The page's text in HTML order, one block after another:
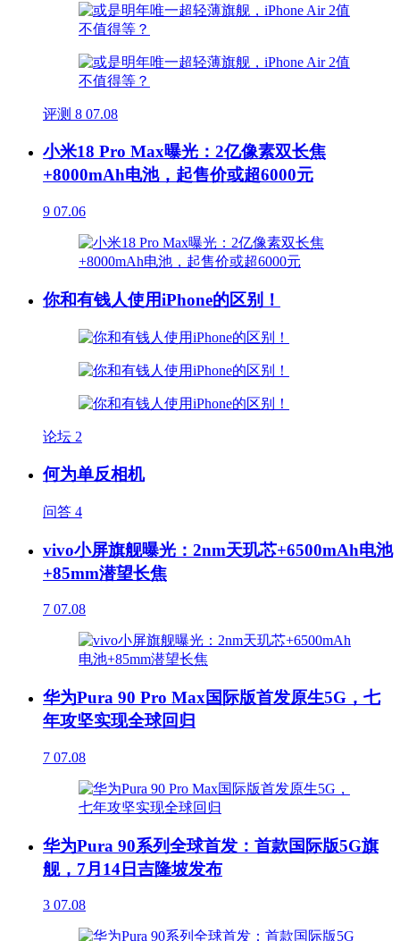
评测 8 07.08
小米18 Pro Max曝光：2亿像素双长焦
+8000mAh电池，起售价或超6000元
9 07.06
你和有钱人使用iPhone的区别！
论坛 2
何为单反相机
问答 4
vivo小屏旗舰曝光：2nm天玑芯+6500mAh电池
+85mm潜望长焦
7 07.08
华为Pura 90 Pro Max国际版首发原生5G，七
年攻坚实现全球回归
7 07.08
华为Pura 90系列全球首发：首款国际版5G旗
舰，7月14日吉隆坡发布
3 07.08